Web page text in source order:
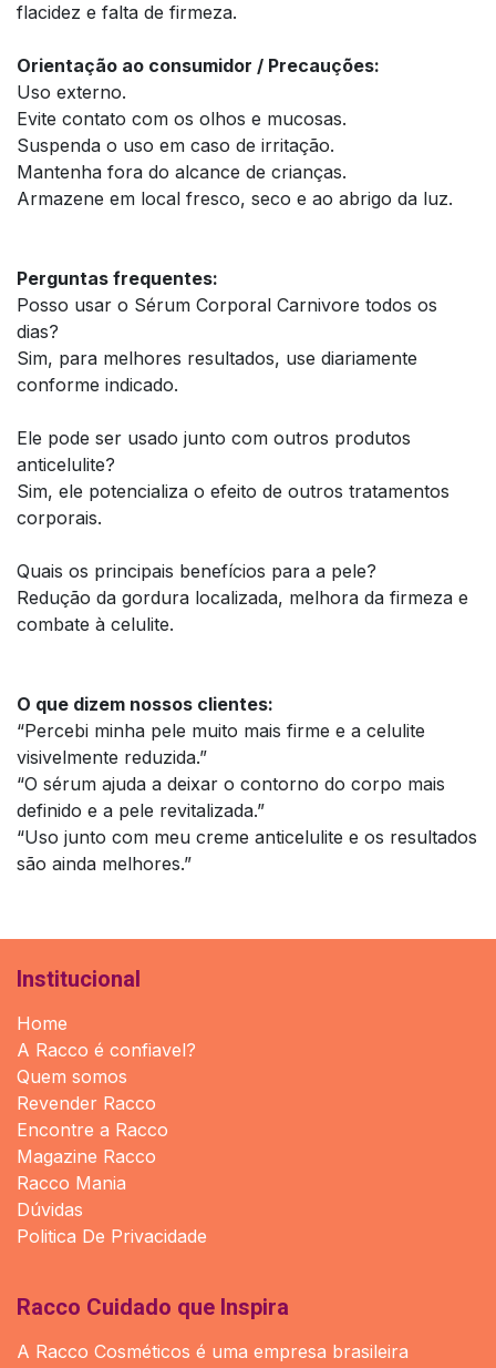
flacidez e falta de firmeza.
Orientação ao consumidor / Precauções:
Uso externo.
Evite contato com os olhos e mucosas.
Suspenda o uso em caso de irritação.
Mantenha fora do alcance de crianças.
Armazene em local fresco, seco e ao abrigo da luz.
Perguntas frequentes:
Posso usar o Sérum Corporal Carnivore todos os
dias?
Sim, para melhores resultados, use diariamente
conforme indicado.
Ele pode ser usado junto com outros produtos
anticelulite?
Sim, ele potencializa o efeito de outros tratamentos
corporais.
Quais os principais benefícios para a pele?
Redução da gordura localizada, melhora da firmeza e
combate à celulite.
O que dizem nossos clientes:
“Percebi minha pele muito mais firme e a celulite
visivelmente reduzida.”
“O sérum ajuda a deixar o contorno do corpo mais
definido e a pele revitalizada.”
“Uso junto com meu creme anticelulite e os resultados
são ainda melhores.”
Institucional
Home
A Racco é confiavel?
Quem somos
Revender Racco
Encontre a Racco
Magazine Racco
Racco Mania
Dúvidas
Politica De Privacidade
Racco Cuidado que Inspira
A Racco Cosméticos é uma empresa brasileira